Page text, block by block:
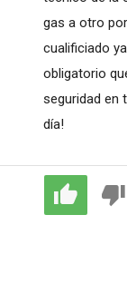
gas a otro
cualificiado
obligatorio
seguridad en
día!